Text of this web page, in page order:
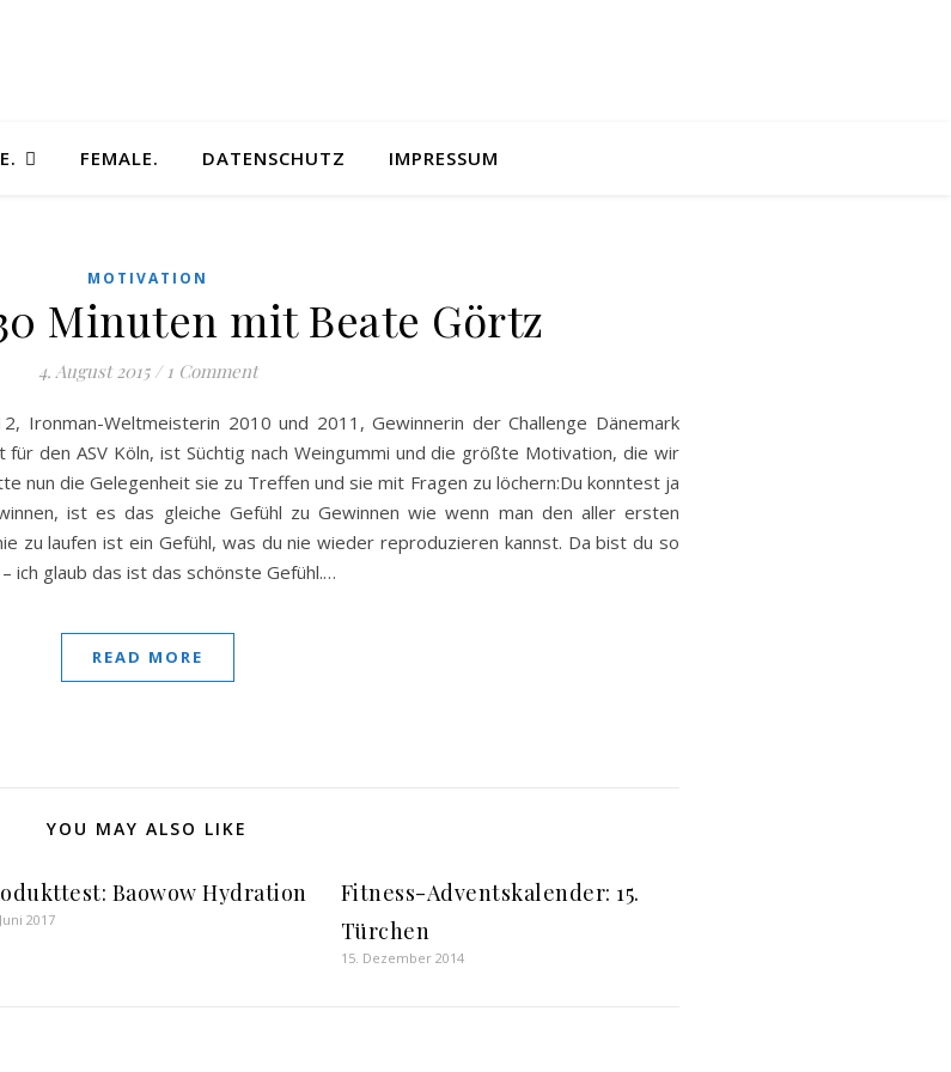
FEMALE. DATENSCHUTZ IMPRESSUM
MOTIVATION
Minuten mit Beate Görtz
4. August 2015 / 1 Comment
Ironman-Weltmeisterin 2010 und 2011, Gewinnerin der Challenge Dänemark
den ASV Köln, ist Süchtig nach Weingummi und die größte Motivation, die wir
nun die Gelegenheit sie zu Treffen und sie mit Fragen zu löchern:Du konntest ja
ist es das gleiche Gefühl zu Gewinnen wie wenn man den aller ersten
zu laufen ist ein Gefühl, was du nie wieder reproduzieren kannst. Da bist du so
ich glaub das ist das schönste Gefühl.…
READ MORE
YOU MAY ALSO LIKE
Baowow Hydration
2017
Fitness-Adventskalender: 15.
Türchen
15. Dezember 2014